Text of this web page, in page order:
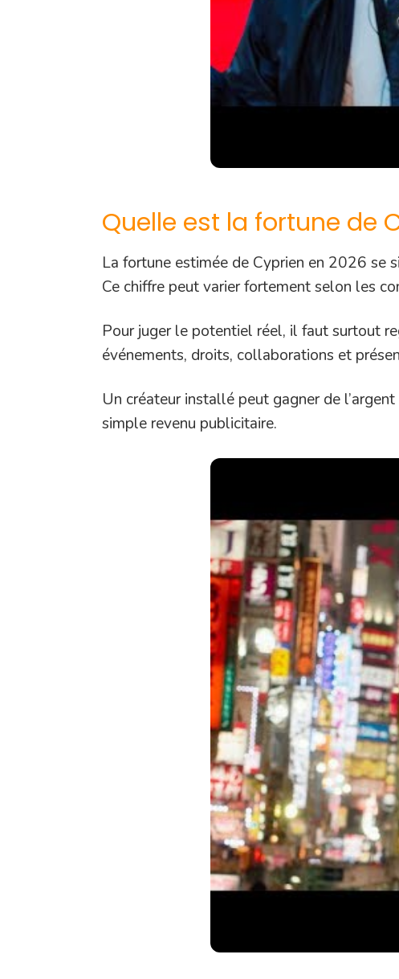
Quelle est la fortune de
La fortune estimée de Cyprien en 2026 se
Ce chiffre peut varier fortement selon les
Pour juger le potentiel réel, il faut surtout
événements, droits, collaborations et
Un créateur installé peut gagner de
simple revenu publicitaire.